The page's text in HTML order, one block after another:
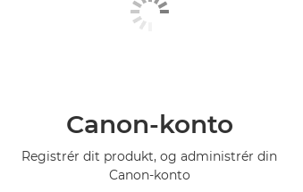
Canon-konto
Registrér dit produkt, og administrér din
Canon-konto